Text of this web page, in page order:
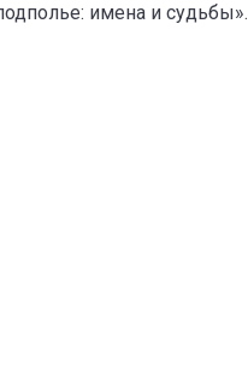
имена и судьбы».